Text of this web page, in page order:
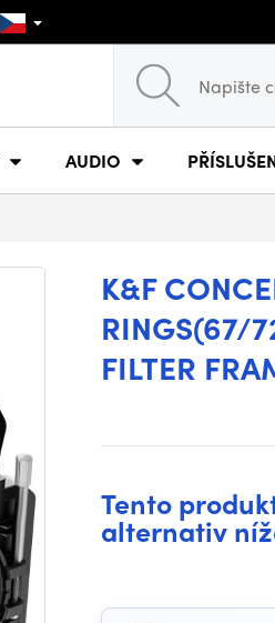
AUDIO
K&F
RINGS(67/
FILTER
Tento
alternativ